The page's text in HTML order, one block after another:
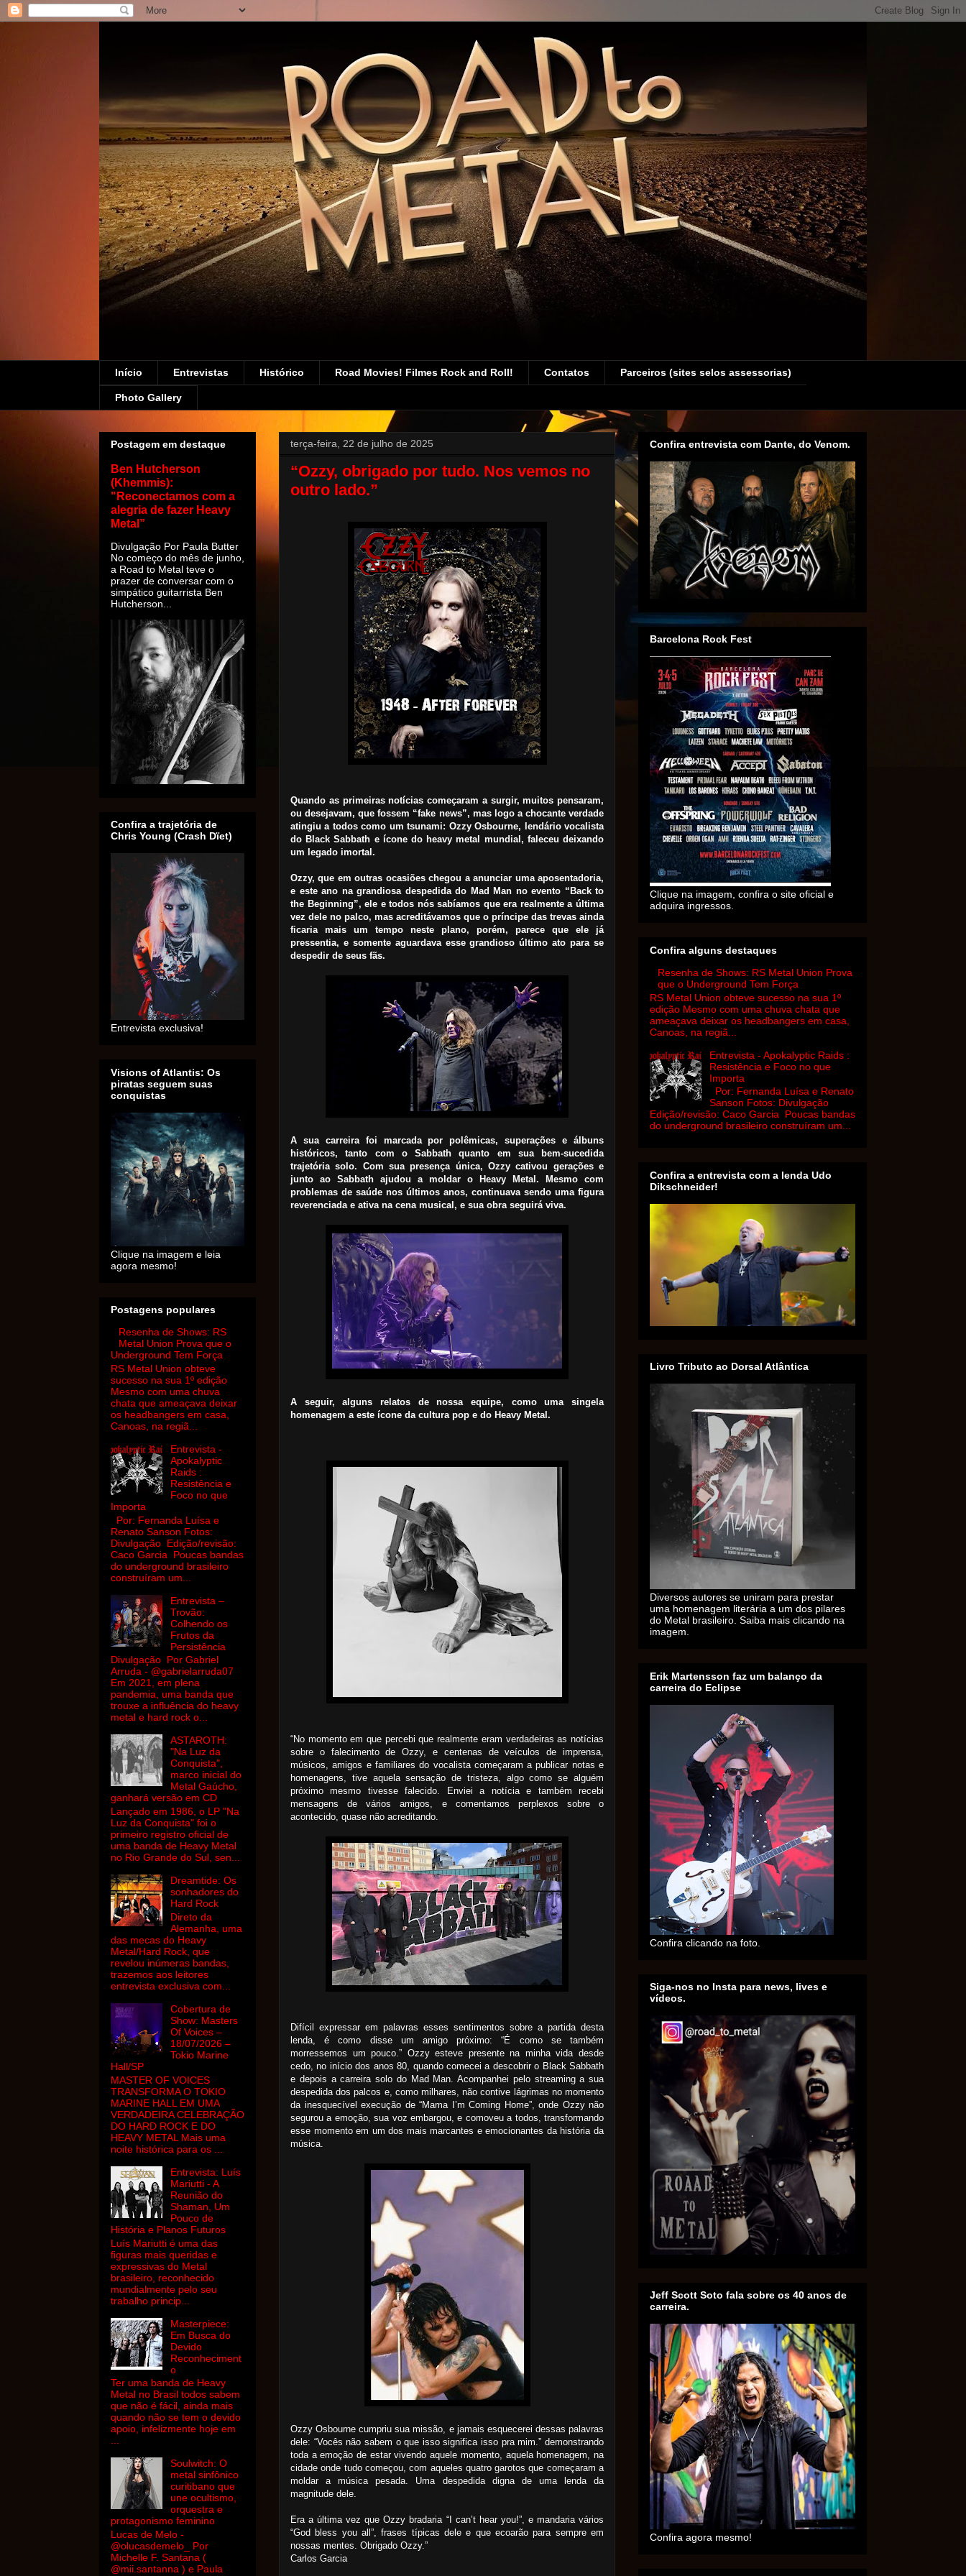
Início Entrevistas Histórico Road Movies! Filmes Rock and Roll! Contatos Parceiros (sites selos assessorias)
Photo Gallery
terça-feira, 22 de julho de 2025
“Ozzy, obrigado por tudo. Nos vemos no
outro lado.”
Quando as primeiras notícias começaram a surgir, muitos pensaram,
ou desejavam, que fossem “fake news”, mas logo a chocante verdade
atingiu a todos como um tsunami: Ozzy Osbourne, lendário vocalista
do Black Sabbath e ícone do heavy metal mundial, faleceu deixando
um legado imortal.
Ozzy, que em outras ocasiões chegou a anunciar uma aposentadoria,
e este ano na grandiosa despedida do Mad Man no evento “Back to
the Beginning”, ele e todos nós sabíamos que era realmente a última
vez dele no palco, mas acreditávamos que o príncipe das trevas ainda
ficaria mais um tempo neste plano, porém, parece que ele já
pressentia, e somente aguardava esse grandioso último ato para se
despedir de seus fãs.
A sua carreira foi marcada por polêmicas, superações e álbuns
históricos, tanto com o Sabbath quanto em sua bem-sucedida
trajetória solo. Com sua presença única, Ozzy cativou gerações e
junto ao Sabbath ajudou a moldar o Heavy Metal. Mesmo com
problemas de saúde nos últimos anos, continuava sendo uma figura
reverenciada e ativa na cena musical, e sua obra seguirá viva.
A seguir, alguns relatos de nossa equipe, como uma singela
homenagem a este ícone da cultura pop e do Heavy Metal.
“No momento em que percebi que realmente eram verdadeiras as notícias
sobre o falecimento de Ozzy, e centenas de veículos de imprensa,
músicos, amigos e familiares do vocalista começaram a publicar notas e
homenagens, tive aquela sensação de tristeza, algo como se alguém
próximo mesmo tivesse falecido. Enviei a notícia e também recebi
mensagens de vários amigos, e comentamos perplexos sobre o
acontecido, quase não acreditando.
Difícil expressar em palavras esses sentimentos sobre a partida desta
lenda, é como disse um amigo próximo: “É como se também
morressemos um pouco.” Ozzy esteve presente na minha vida desde
cedo, no início dos anos 80, quando comecei a descobrir o Black Sabbath
e depois a carreira solo do Mad Man. Acompanhei pelo streaming a sua
despedida dos palcos e, como milhares, não contive lágrimas no momento
da inesquecível execução de “Mama I’m Coming Home”, onde Ozzy não
segurou a emoção, sua voz embargou, e comoveu a todos, transformando
esse momento em um dos mais marcantes e emocionantes da história da
música.
Ozzy Osbourne cumpriu sua missão, e jamais esquecerei dessas palavras
dele: “Vocês não sabem o que isso significa isso pra mim.” demonstrando
toda a emoção de estar vivendo aquele momento, aquela homenagem, na
cidade onde tudo começou, com aqueles quatro garotos que começaram a
moldar a música pesada. Uma despedida digna de uma lenda da
magnitude dele.
Era a última vez que Ozzy bradaria “I can’t hear you!”, e mandaria vários
“God bless you all”, frases típicas dele e que ecoarão para sempre em
nossas mentes. Obrigado Ozzy.”
Carlos Garcia
Postagem em destaque
Ben Hutcherson
(Khemmis):
"Reconectamos com a
alegria de fazer Heavy
Metal”
Divulgação Por Paula Butter
No começo do mês de junho,
a Road to Metal teve o
prazer de conversar com o
simpático guitarrista Ben
Hutcherson...
Confira a trajetória de
Chris Young (Crash Dïet)
Entrevista exclusiva!
Visions of Atlantis: Os
piratas seguem suas
conquistas
Clique na imagem e leia
agora mesmo!
Postagens populares
Resenha de Shows: RS
Metal Union Prova que o
Underground Tem Força
RS Metal Union obteve
sucesso na sua 1º edição
Mesmo com uma chuva
chata que ameaçava deixar
os headbangers em casa,
Canoas, na regiã...
Entrevista -
Apokalyptic
Raids :
Resistência e
Foco no que
Importa
Por: Fernanda Luísa e
Renato Sanson Fotos:
Divulgação Edição/revisão:
Caco Garcia Poucas bandas
do underground brasileiro
construíram um...
Entrevista –
Trovão:
Colhendo os
Frutos da
Persistência
Divulgação Por Gabriel
Arruda - @gabrielarruda07
Em 2021, em plena
pandemia, uma banda que
trouxe a influência do heavy
metal e hard rock o...
ASTAROTH:
"Na Luz da
Conquista",
marco inicial do
Metal Gaúcho,
ganhará versão em CD
Lançado em 1986, o LP "Na
Luz da Conquista" foi o
primeiro registro oficial de
uma banda de Heavy Metal
no Rio Grande do Sul, sen...
Dreamtide: Os
sonhadores do
Hard Rock
Direto da
Alemanha, uma
das mecas do Heavy
Metal/Hard Rock, que
revelou inúmeras bandas,
trazemos aos leitores
entrevista exclusiva com...
Cobertura de
Show: Masters
Of Voices –
18/07/2026 –
Tokio Marine
Hall/SP
MASTER OF VOICES
TRANSFORMA O TOKIO
MARINE HALL EM UMA
VERDADEIRA CELEBRAÇÃO
DO HARD ROCK E DO
HEAVY METAL Mais uma
noite histórica para os ...
Entrevista: Luís
Mariutti - A
Reunião do
Shaman, Um
Pouco de
História e Planos Futuros
Luís Mariutti é uma das
figuras mais queridas e
expressivas do Metal
brasileiro, reconhecido
mundialmente pelo seu
trabalho princip...
Masterpiece:
Em Busca do
Devido
Reconheciment
o
Ter uma banda de Heavy
Metal no Brasil todos sabem
que não é fácil, ainda mais
quando não se tem o devido
apoio, infelizmente hoje em
...
Soulwitch: O
metal sinfônico
curitibano que
une ocultismo,
orquestra e
protagonismo feminino
Lucas de Melo -
@olucasdemelo_ Por
Michelle F. Santana (
@mii.santanna ) e Paula
Confira entrevista com Dante, do Venom.
Barcelona Rock Fest
Clique na imagem, confira o site oficial e
adquira ingressos.
Confira alguns destaques
Resenha de Shows: RS Metal Union Prova
que o Underground Tem Força
RS Metal Union obteve sucesso na sua 1º
edição Mesmo com uma chuva chata que
ameaçava deixar os headbangers em casa,
Canoas, na regiã...
Entrevista - Apokalyptic Raids :
Resistência e Foco no que
Importa
Por: Fernanda Luísa e Renato
Sanson Fotos: Divulgação
Edição/revisão: Caco Garcia Poucas bandas
do underground brasileiro construíram um...
Confira a entrevista com a lenda Udo
Dikschneider!
Livro Tributo ao Dorsal Atlântica
Diversos autores se uniram para prestar
uma homenagem literária a um dos pilares
do Metal brasileiro. Saiba mais clicando na
imagem.
Erik Martensson faz um balanço da
carreira do Eclipse
Confira clicando na foto.
Siga-nos no Insta para news, lives e
vídeos.
Jeff Scott Soto fala sobre os 40 anos de
carreira.
Confira agora mesmo!